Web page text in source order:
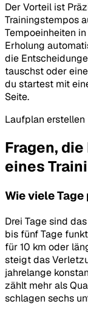
Der Vorteil ist
Trainingstempos
Tempoeinheiten
Erholung
die
tauschst oder
du startest mit
Seite.
Laufplan erstellen
Fragen,
eines
Wie viele
Drei Tage sind
bis fünf Tage
für 10 km oder
steigt das
jahrelange
zählt mehr als
schlagen sechs